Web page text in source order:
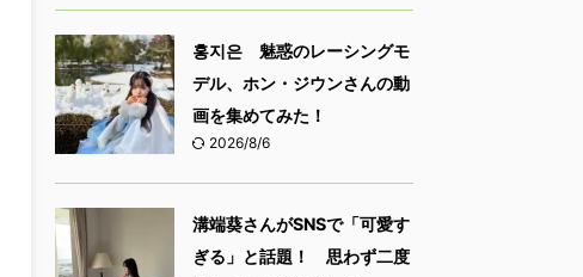
홍지은 魅惑のレーシングモ
デル、ホン・ジウンさんの動
画を集めてみた！
2026/8/6
溝端葵さんがSNSで「可愛す
ぎる」と話題！ 思わず二度